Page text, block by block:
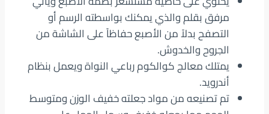
مرفق بقلم والذي يمكنك بواسطته الرسم أو
التصفح بدلاً من الأصبع حفاظاً على الشاشة من
الجروح والخدوش.
يمتلك معالج كوالكوم رباعي النواة ويعمل بنظام
أندرويد.
تم تصنيعه من مواد جعلته خفيف الوزن ومتوسط